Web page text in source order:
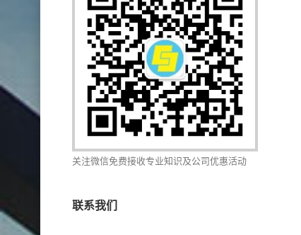
关注微信免费接收专业知识及公司优惠活动
联系我们